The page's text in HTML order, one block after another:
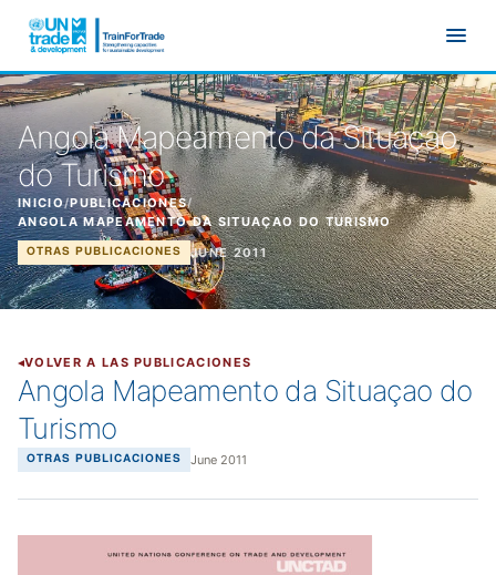
Angola Mapeamento da Situaçao
do Turismo
INICIO/PUBLICACIONES/
ANGOLA MAPEAMENTO DA SITUAÇAO DO TURISMO
OTRAS PUBLICACIONES JUNE 2011
VOLVER A LAS PUBLICACIONES
Angola Mapeamento da Situaçao do
Turismo
OTRAS PUBLICACIONES June 2011